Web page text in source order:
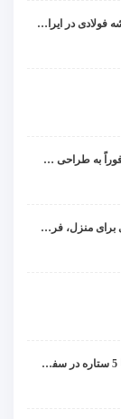
چرا آهن بتا، نخستین انتخاب برای گل میخ عرشه فولادی در ایران است؟
چرا کسب‌وکارهای شهرک صنعتی چهاردانگه فوراً به طراحی سایت نیاز دارند؟
بهترین ایده‌های نورپردازی دکوراتیو با ال ای دی برای منزل، فروشگاه و دفتر کار
مقایسه هزینه اقامت هتل معمولی، میان‌رده یا 5 ستاره در سفر زیارتی عراق